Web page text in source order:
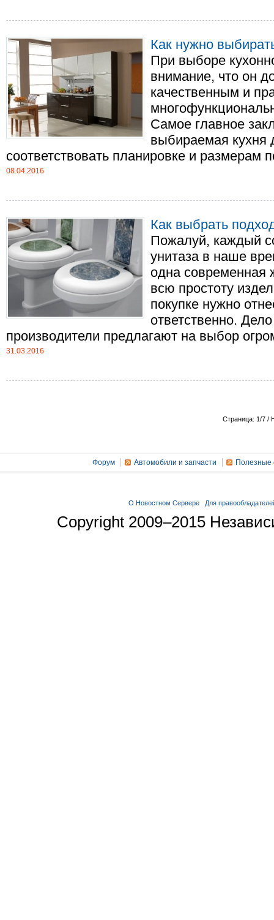
Как нужно
При выборе
внимание, что он
качественным и
Самое главное
выбираемая кухня
соответствовать планировке и размерам
08.04.2016
Как выбрать
Пожалуй, каждый
унитаза в наше
одна
всю простоту
покупке нужно
ответственно.
производители предлагают на выбор
31.03.2016
Страница: 1/7 /
Форум Автомобили и запчасти Полезные
О Новостном Сервере Для
Copyright 2009–2015